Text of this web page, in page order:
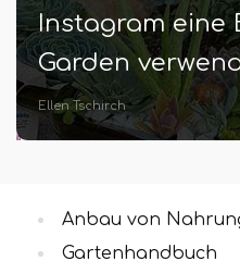
Instagram eine
Garden
Ellen Tschirch
Anbau von
Gartenhandbuch